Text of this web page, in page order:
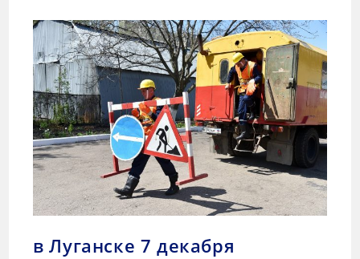
в Луганске 7 декабря